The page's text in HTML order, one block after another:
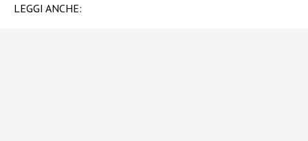
LEGGI ANCHE: